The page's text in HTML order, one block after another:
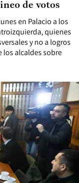
en Palacio a los
quienes
y no a logros
los alcaldes sobre
de votos